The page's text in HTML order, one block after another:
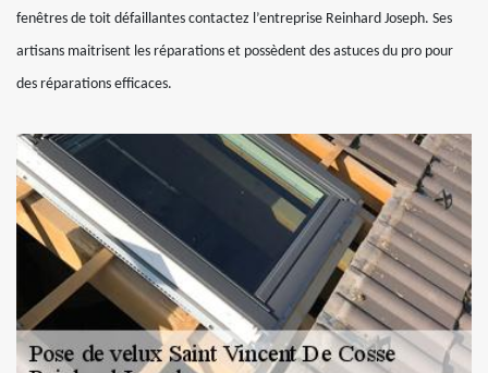
fenêtres de toit défaillantes contactez l’entreprise Reinhard Joseph. Ses
artisans maitrisent les réparations et possèdent des astuces du pro pour
des réparations efficaces.